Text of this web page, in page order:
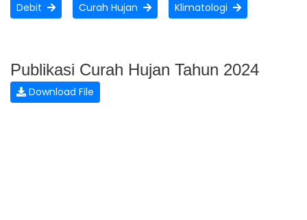
Debit Curah Hujan Klimatologi
Publikasi Curah Hujan Tahun 2024
Download File